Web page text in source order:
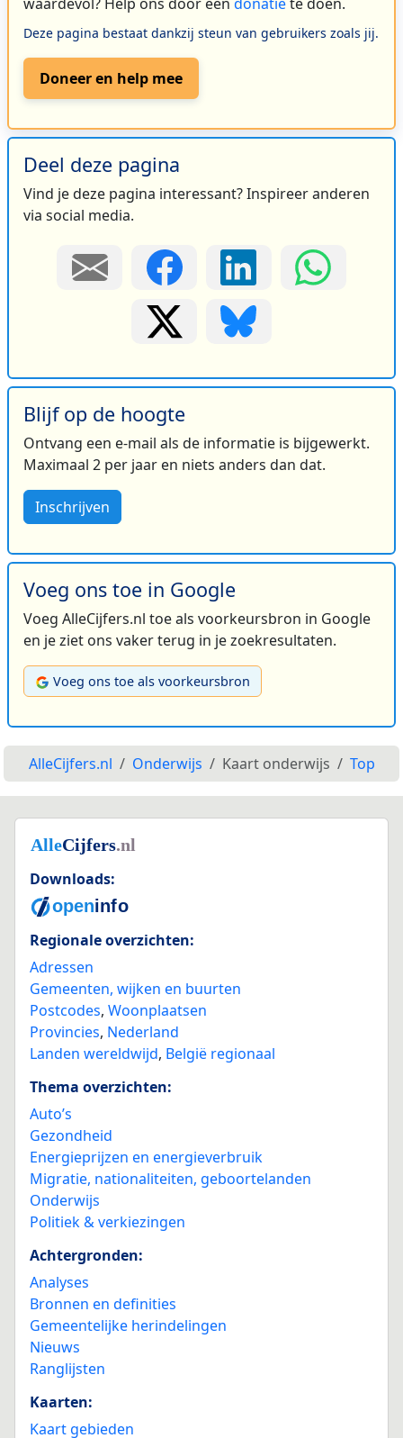
Deze pagina bestaat dankzij steun van gebruikers zoals jij.
Doneer en help mee
Deel deze pagina
Vind je deze pagina interessant? Inspireer anderen
via social media.
Blijf op de hoogte
Ontvang een e-mail als de informatie is bijgewerkt.
Maximaal 2 per jaar en niets anders dan dat.
Inschrijven
Voeg ons toe in Google
Voeg AlleCijfers.nl toe als voorkeursbron in Google
en je ziet ons vaker terug in je zoekresultaten.
Voeg ons toe als voorkeursbron
AlleCijfers.nl Onderwijs Kaart onderwijs Top
Downloads:
Regionale overzichten:
Adressen
Gemeenten, wijken en buurten
Postcodes, Woonplaatsen
Provincies, Nederland
Landen wereldwijd, België regionaal
Thema overzichten:
Auto’s
Gezondheid
Energieprijzen en energieverbruik
Migratie, nationaliteiten, geboortelanden
Onderwijs
Politiek & verkiezingen
Achtergronden:
Analyses
Bronnen en definities
Gemeentelijke herindelingen
Nieuws
Ranglijsten
Kaarten:
Kaart gebieden